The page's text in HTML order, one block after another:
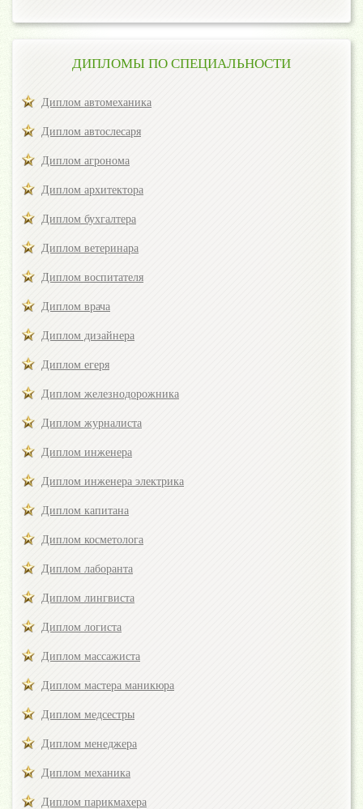
ДИПЛОМЫ ПО СПЕЦИАЛЬНОСТИ
Диплом автомеханика
Диплом автослесаря
Диплом агронома
Диплом архитектора
Диплом бухгалтера
Диплом ветеринара
Диплом воспитателя
Диплом врача
Диплом дизайнера
Диплом егеря
Диплом железнодорожника
Диплом журналиста
Диплом инженера
Диплом инженера электрика
Диплом капитана
Диплом косметолога
Диплом лаборанта
Диплом лингвиста
Диплом логиста
Диплом массажиста
Диплом мастера маникюра
Диплом медсестры
Диплом менеджера
Диплом механика
Диплом парикмахера